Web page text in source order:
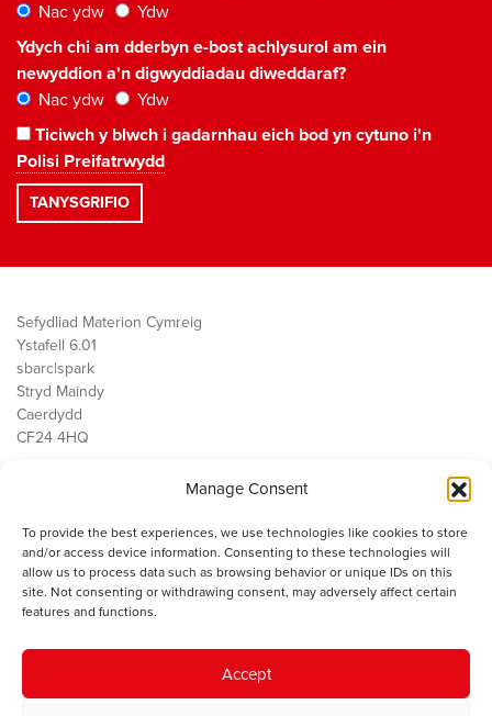
Manage Consent
To provide the best experiences, we use technologies like cookies to store
and/or access device information. Consenting to these technologies will
allow us to process data such as browsing behavior or unique IDs on this
site. Not consenting or withdrawing consent, may adversely affect certain
features and functions.
Accept
Nac ydw
Ydw
Ydych chi am dderbyn e-bost achlysurol am ein
newyddion a'n digwyddiadau diweddaraf?
Nac ydw
Ydw
Ticiwch y blwch i gadarnhau eich bod yn cytuno i'n
Polisi Preifatrwydd
Sefydliad Materion Cymreig
Ystafell 6.01
sbarc|spark
Stryd Maindy
Caerdydd
CF24 4HQ
Public Services
Economi
Y SMC
Cysylltwch â ni